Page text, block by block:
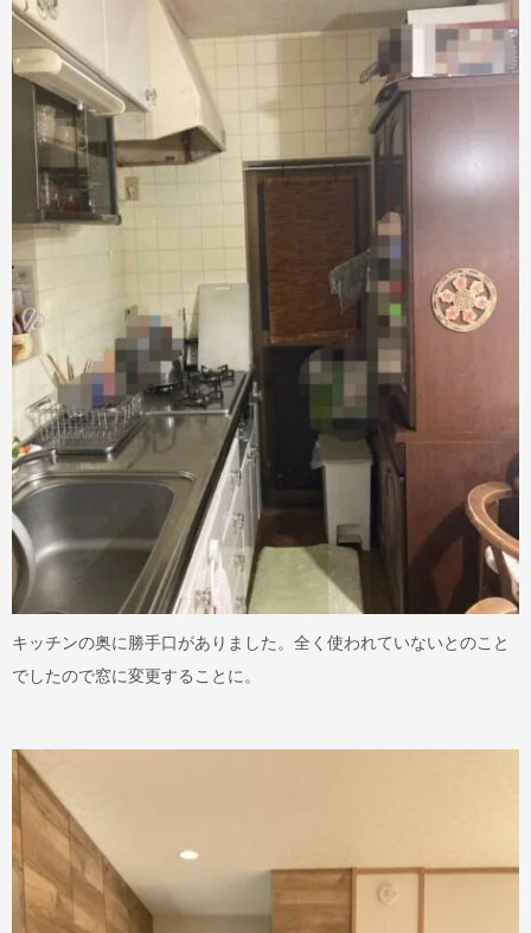
キッチンの奥に勝手口がありました。全く使われていないとのこと
でしたので窓に変更することに。